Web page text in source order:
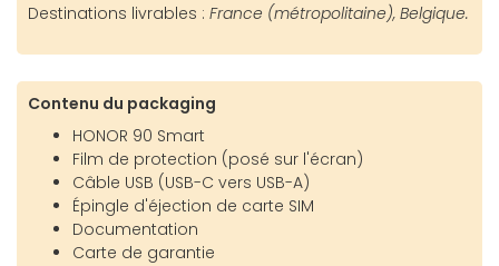
Destinations livrables : France (métropolitaine), Belgique.
Contenu du packaging
HONOR 90 Smart
Film de protection (posé sur l'écran)
Câble USB (USB-C vers USB-A)
Épingle d'éjection de carte SIM
Documentation
Carte de garantie